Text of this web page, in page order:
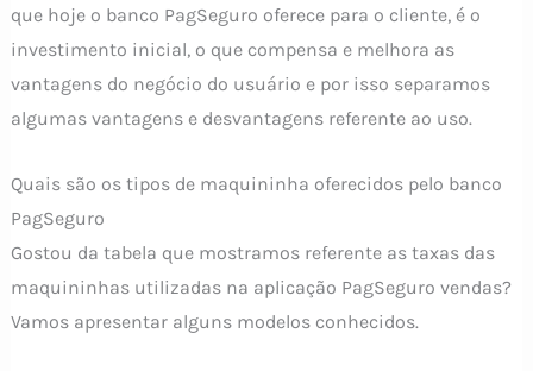
que hoje o banco PagSeguro oferece para o cliente, é o
investimento inicial, o que compensa e melhora as
vantagens do negócio do usuário e por isso separamos
algumas vantagens e desvantagens referente ao uso.
Quais são os tipos de maquininha oferecidos pelo banco
PagSeguro
Gostou da tabela que mostramos referente as taxas das
maquininhas utilizadas na aplicação PagSeguro vendas?
Vamos apresentar alguns modelos conhecidos.